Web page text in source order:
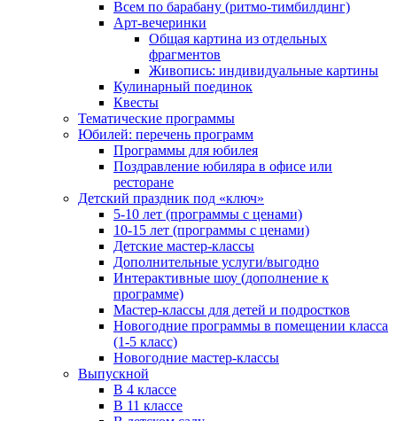
Всем по барабану (ритмо-тимбилдинг)
Арт-вечеринки
Общая картина из отдельных
фрагментов
Живопись: индивидуальные картины
Кулинарный поединок
Квесты
Тематические программы
Юбилей: перечень программ
Программы для юбилея
Поздравление юбиляра в офисе или
ресторане
Детский праздник под «ключ»
5-10 лет (программы с ценами)
10-15 лет (программы с ценами)
Детские мастер-классы
Дополнительные услуги/выгодно
Интерактивные шоу (дополнение к
программе)
Мастер-классы для детей и подростков
Новогодние программы в помещении класса
(1-5 класс)
Новогодние мастер-классы
Выпускной
В 4 классе
В 11 классе